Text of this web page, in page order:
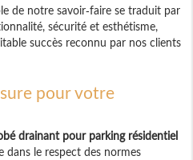
de notre savoir-faire se traduit par
sécurité et esthétisme,
succès reconnu par nos clients
pour votre
drainant pour parking résidentiel
dans le respect des normes